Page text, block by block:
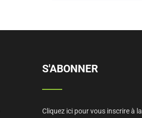
S'ABONNER
Cliquez ici pour vous inscrire à